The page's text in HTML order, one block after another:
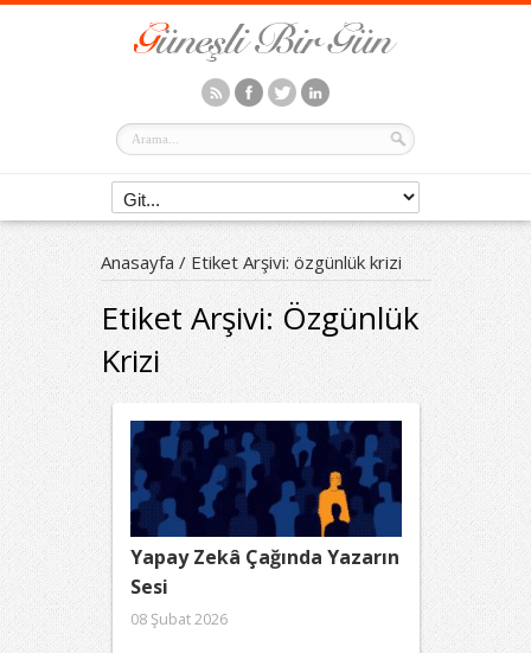
Anasayfa / Etiket Arşivi: özgünlük krizi
Etiket Arşivi:Özgünlük
Krizi
Yapay Zekâ Çağında Yazarın
Sesi
08 Şubat 2026